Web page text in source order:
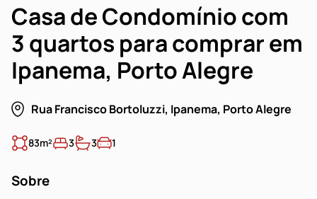
Casa de Condomínio com
3 quartos para comprar em
Ipanema, Porto Alegre
Rua Francisco Bortoluzzi, Ipanema, Porto Alegre
83m² 3 3 1
Sobre